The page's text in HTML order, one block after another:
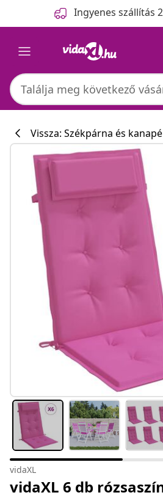
Ingyenes szállítás
Vissza: Székpárna és
vidaXL
vidaXL 6 db